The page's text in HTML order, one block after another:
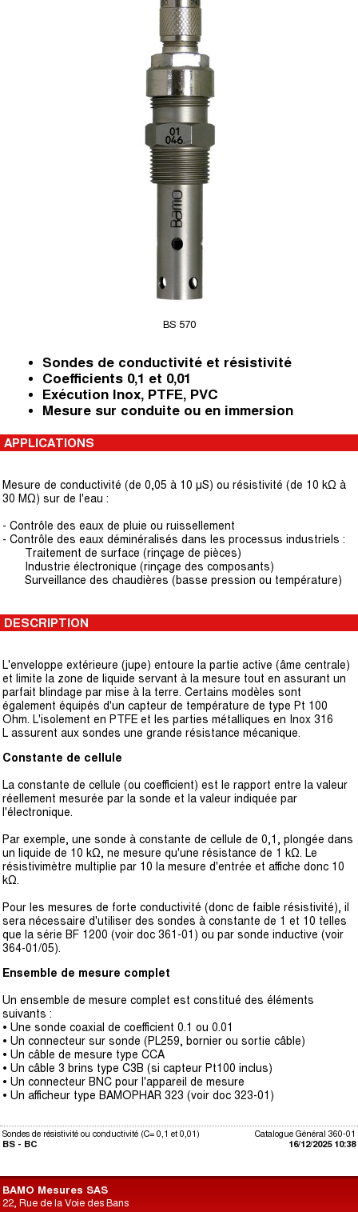
BS 570
Sondes de conductivité et résistivité
Coefficients 0,1 et 0,01
Exécution Inox, PTFE, PVC
Mesure sur conduite ou en immersion
APPLICATIONS
Mesure de conductivité (de 0,05 à 10 μS) ou résistivité (de 10 kΩ à
30 MΩ) sur de l'eau :
- Contrôle des eaux de pluie ou ruissellement
- Contrôle des eaux déminéralisés dans les processus industriels :
Traitement de surface (rinçage de pièces)
Industrie électronique (rinçage des composants)
Surveillance des chaudières (basse pression ou température)
DESCRIPTION
L'enveloppe extérieure (jupe) entoure la partie active (âme centrale)
et limite la zone de liquide servant à la mesure tout en assurant un
parfait blindage par mise à la terre. Certains modèles sont
également équipés d'un capteur de température de type Pt 100
Ohm. L'isolement en PTFE et les parties métalliques en Inox 316
L assurent aux sondes une grande résistance mécanique.
Constante de cellule
La constante de cellule (ou coefficient) est le rapport entre la valeur
réellement mesurée par la sonde et la valeur indiquée par
l'électronique.
Par exemple, une sonde à constante de cellule de 0,1, plongée dans
un liquide de 10 kΩ, ne mesure qu'une résistance de 1 kΩ. Le
résistivimètre multiplie par 10 la mesure d'entrée et affiche donc 10
kΩ.
Pour les mesures de forte conductivité (donc de faible résistivité), il
sera nécessaire d'utiliser des sondes à constante de 1 et 10 telles
que la série BF 1200 (voir doc 361-01) ou par sonde inductive (voir
364-01/05).
Ensemble de mesure complet
Un ensemble de mesure complet est constitué des éléments
suivants :
• Une sonde coaxial de coefficient 0.1 ou 0.01
• Un connecteur sur sonde (PL259, bornier ou sortie câble)
• Un câble de mesure type CCA
• Un câble 3 brins type C3B (si capteur Pt100 inclus)
• Un connecteur BNC pour l'appareil de mesure
• Un afficheur type BAMOPHAR 323 (voir doc 323-01)
Catalogue Général 360-01
16/12/2025 10:38
Sondes de résistivité ou conductivité (C= 0,1 et 0,01)
BS - BC
BAMO Mesures SAS
22, Rue de la Voie des Bans